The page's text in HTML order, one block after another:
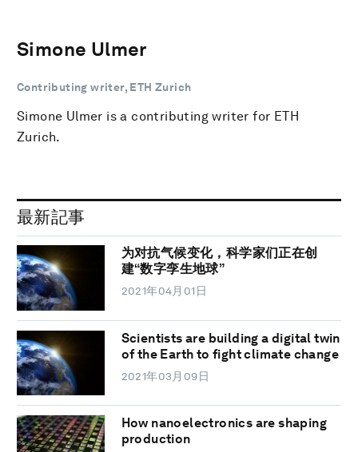
Simone Ulmer
Contributing writer, ETH Zurich
Simone Ulmer is a contributing writer for ETH
Zurich.
最新記事
为对抗气候变化，科学家们正在创
建“数字孪生地球”
2021年04月01日
Scientists are building a digital twin
of the Earth to fight climate change
2021年03月09日
How nanoelectronics are shaping
production